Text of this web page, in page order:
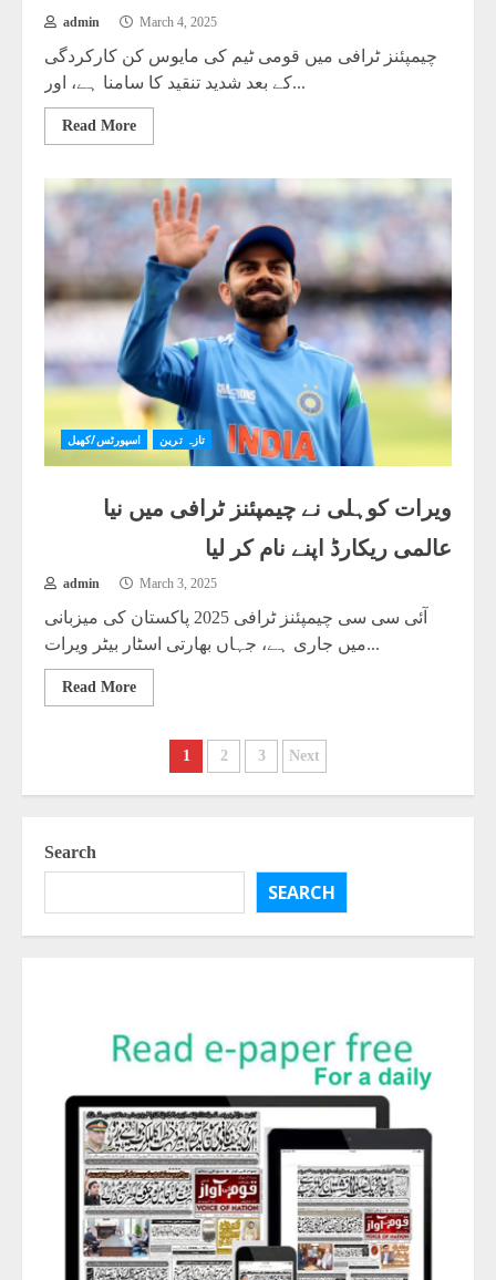
admin March 4, 2025
چیمپئنز ٹرافی میں قومی ٹیم کی مایوس کن کارکردگی
کے بعد شدید تنقید کا سامنا ہے، اور...
Read More
اسپورٹس/کھیل تازہ ترین
ویرات کوہلی نے چیمپئنز ٹرافی میں نیا
عالمی ریکارڈ اپنے نام کر لیا
admin March 3, 2025
آئی سی سی چیمپئنز ٹرافی 2025 پاکستان کی میزبانی
میں جاری ہے، جہاں بھارتی اسٹار بیٹر ویرات...
Read More
1 2 3 Next
Search
SEARCH